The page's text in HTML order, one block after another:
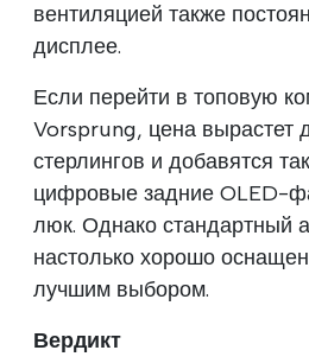
вентиляцией также
дисплее.
Если перейти в топовую
Vorsprung, цена вырастет
стерлингов и добавятся
цифровые задние OLED-
люк. Однако стандартный
настолько хорошо
лучшим выбором.
Вердикт